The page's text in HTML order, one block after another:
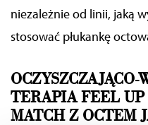
niezależnie od linii, jaką
stosować płukankę
OCZYSZCZAJĄCO-
TERAPIA FEEL
MATCH Z OCTEM